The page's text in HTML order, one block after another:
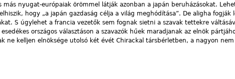
más nyugat-európaiak örömmel látják azonban a japán beruházásokat.
hogy „a japán gazdaság célja a világ meghódítása”. De aligha fogják
S úgylehet a francia vezetők sem fognak sietni a szavak tettekre
országos választáson a szavazók hűek maradjanak az elnök
ne kelljen elnöksége utolsó két évét Chirackal társbérletben, a nagyon